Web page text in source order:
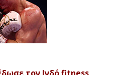
τον Ινδό fitness